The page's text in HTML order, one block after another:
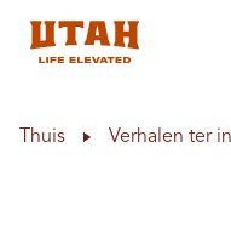
Thuis Verhalen ter